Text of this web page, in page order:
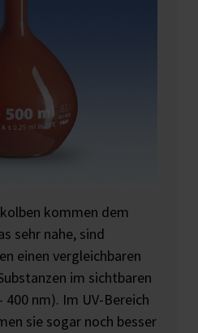
kommen dem
sehr nahe, sind
einen vergleichbaren
im sichtbaren
nm). Im UV-Bereich
sie sogar noch besser